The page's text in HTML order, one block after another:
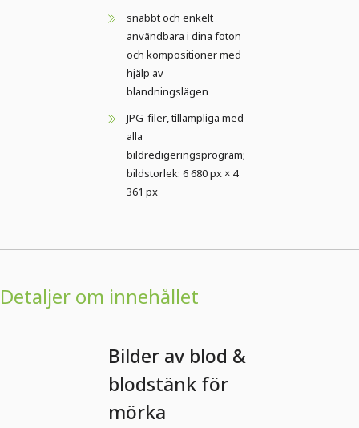
snabbt och enkelt
användbara i dina foton
och kompositioner med
hjälp av
blandningslägen
JPG-filer, tillämpliga med
alla
bildredigeringsprogram;
bildstorlek: 6 680 px × 4
361 px
Detaljer om innehållet
Bilder av blod &
blodstänk för
mörka